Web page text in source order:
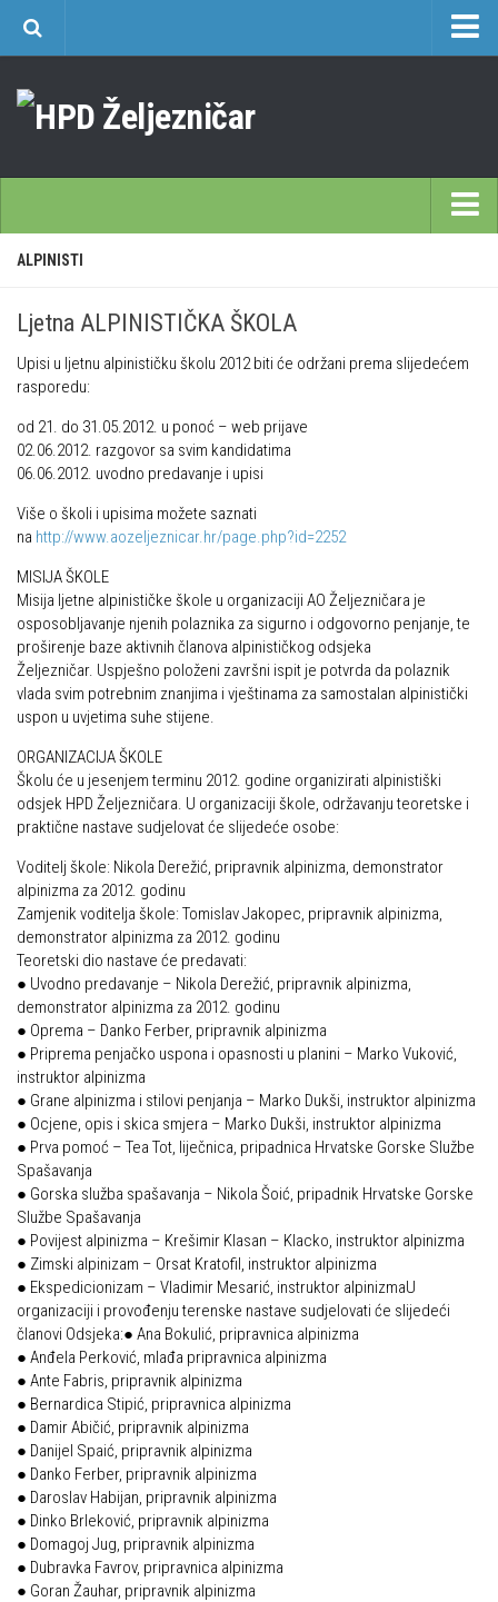
Učlanjenje
Kontakt
Novosti u SDI-u
Povijesti SDI
Obiteljska
Plan izleta Obiteljske sekcije za 2026. godinu
Izleti
Izvješća s izleta Obiteljske sekcije
Pruži mi ruku – OSI
OSI Novosti
Izleti
Izvješća s izleta OSI
Visokogorci
Novosti SVP
Povijest SVP
Izvješća s izleta SVP
Speleolozi
Alpinisti
Skijaši
Početna
Opća planinarska škola 9. 3. – 17. 5. 2026.
Često postavljana pitanja
Alpinistička škola
Speleološka škola HPD Željezničar
Obilaznice
Špiljama Lijepe Naše
Hrvatske planinarske kuće
50 vrhova za 50 godina društva
Od vrha do vrha
Beži Jankec
Pohodi
Noćni pohod na Oštrc
Dragojlinom stazom na Okić
Dan Željezničara na Oštrcu
Putopisi
Put ekspedicionizma
Ojos del Salado
Slavko Patačko
Tomislav Zoričić – Tom
Damir Bajs
Dijana Petrak
Željko Brdal
Markacijska komisija
Dosadašnje aktivnosti
Novosti Markacijske komisije
Plan aktivnosti za 2025. godinu
Putevi koje održava HPD Željezničar
Povijest Markacijske komisije
ALPINISTI
Ljetna ALPINISTIČKA ŠKOLA
Upisi u ljetnu alpinističku školu 2012 biti će održani prema slijedećem
rasporedu:
od 21. do 31.05.2012. u ponoć – web prijave
02.06.2012. razgovor sa svim kandidatima
06.06.2012. uvodno predavanje i upisi
Više o školi i upisima možete saznati
na http://www.aozeljeznicar.hr/page.php?id=2252
MISIJA ŠKOLE
Misija ljetne alpinističke škole u organizaciji AO Željezničara je
osposobljavanje njenih polaznika za sigurno i odgovorno penjanje, te
proširenje baze aktivnih članova alpinističkog odsjeka
Željezničar. Uspješno položeni završni ispit je potvrda da polaznik
vlada svim potrebnim znanjima i vještinama za samostalan alpinistički
uspon u uvjetima suhe stijene.
ORGANIZACIJA ŠKOLE
Školu će u jesenjem terminu 2012. godine organizirati alpinistiški
odsjek HPD Željezničara. U organizaciji škole, održavanju teoretske i
praktične nastave sudjelovat će slijedeće osobe:
Voditelj škole: Nikola Derežić, pripravnik alpinizma, demonstrator
alpinizma za 2012. godinu
Zamjenik voditelja škole: Tomislav Jakopec, pripravnik alpinizma,
demonstrator alpinizma za 2012. godinu
Teoretski dio nastave će predavati:
● Uvodno predavanje – Nikola Derežić, pripravnik alpinizma,
demonstrator alpinizma za 2012. godinu
● Oprema – Danko Ferber, pripravnik alpinizma
● Priprema penjačko uspona i opasnosti u planini – Marko Vuković,
instruktor alpinizma
● Grane alpinizma i stilovi penjanja – Marko Dukši, instruktor alpinizma
● Ocjene, opis i skica smjera – Marko Dukši, instruktor alpinizma
● Prva pomoć – Tea Tot, liječnica, pripadnica Hrvatske Gorske Službe
Spašavanja
● Gorska služba spašavanja – Nikola Šoić, pripadnik Hrvatske Gorske
Službe Spašavanja
● Povijest alpinizma – Krešimir Klasan – Klacko, instruktor alpinizma
● Zimski alpinizam – Orsat Kratofil, instruktor alpinizma
● Ekspedicionizam – Vladimir Mesarić, instruktor alpinizmaU
organizaciji i provođenju terenske nastave sudjelovati će slijedeći
članovi Odsjeka:● Ana Bokulić, pripravnica alpinizma
● Anđela Perković, mlađa pripravnica alpinizma
● Ante Fabris, pripravnik alpinizma
● Bernardica Stipić, pripravnica alpinizma
● Damir Abičić, pripravnik alpinizma
● Danijel Spaić, pripravnik alpinizma
● Danko Ferber, pripravnik alpinizma
● Daroslav Habijan, pripravnik alpinizma
● Dinko Brleković, pripravnik alpinizma
● Domagoj Jug, pripravnik alpinizma
● Dubravka Favrov, pripravnica alpinizma
● Goran Žauhar, pripravnik alpinizma